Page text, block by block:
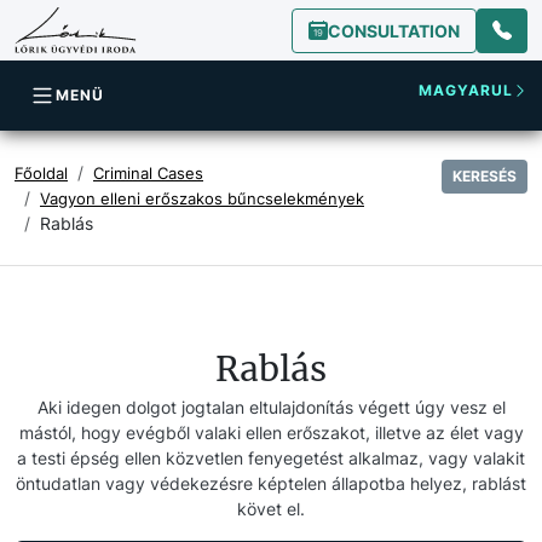
CONSULTATION
MENÜ MAGYARUL
Főoldal
Criminal Cases
Vagyon elleni erőszakos bűncselekmények
Rablás
KERESÉS
Rablás
Aki idegen dolgot jogtalan eltulajdonítás végett úgy vesz el
mástól, hogy evégből valaki ellen erőszakot, illetve az élet vagy
a testi épség ellen közvetlen fenyegetést alkalmaz, vagy valakit
öntudatlan vagy védekezésre képtelen állapotba helyez, rablást
követ el.